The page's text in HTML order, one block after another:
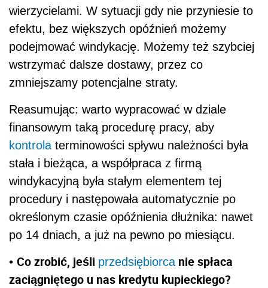
wierzycielami. W sytuacji gdy nie przyniesie to
efektu, bez większych opóźnień możemy
podejmować windykację. Możemy też szybciej
wstrzymać dalsze dostawy, przez co
zmniejszamy potencjalne straty.
Reasumując: warto wypracować w dziale
finansowym taką procedurę pracy, aby
kontrola terminowości spływu należności była
stała i bieżąca, a współpraca z firmą
windykacyjną była stałym elementem tej
procedury i następowała automatycznie po
określonym czasie opóźnienia dłużnika: nawet
po 14 dniach, a już na pewno po miesiącu.
• Co zrobić, jeśli przedsiębiorcanie spłaca
zaciągniętego u nas kredytu kupieckiego?